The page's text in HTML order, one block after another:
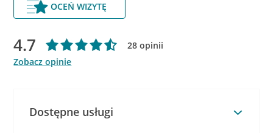
OCEŃ WIZYTĘ
4.7
28 opinii
Zobacz opinie
Dostępne usługi